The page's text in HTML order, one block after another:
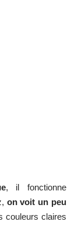
, il fonctionne
on voit un peu
couleurs claires